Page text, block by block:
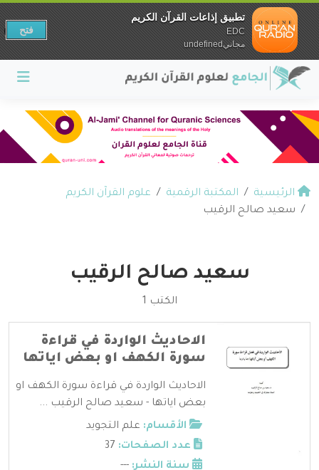
الرئيسية المكتبة الرقمية
علوم القرآن الكريم
سعيد صالح الرقيب
سعيد صالح الرقيب
الكتب 1
الاحاديث الواردة في قراءة
سورة الكهف او بعض اياتها
الاحاديث الواردة في قراءة سورة الكهف او
بعض اياتها - سعيد صالح الرقيب ...
الأقسام: علم التجويد
عدد الصفحات:
سنة النشر: ---
تطبيق إذاعات القرآن الكريم
EDC
مجانيundefined
فتح